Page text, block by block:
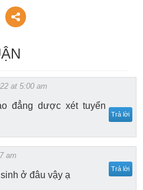
at 5:00 am
đẳng dược xét tuyển
Trả lời
am
ở đâu vậy ạ
Trả lời